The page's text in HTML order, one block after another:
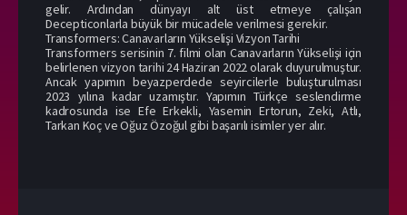
gelir. Ardından dünyayı alt üst etmeye çalışan
Decepticonlarla büyük bir mücadele verilmesi gerekir.
Transformers: Canavarların Yükselişi Vizyon Tarihi
Transformers serisinin 7. filmi olan Canavarların Yükselişi için
belirlenen vizyon tarihi 24 Haziran 2022 olarak duyurulmuştur.
Ancak yapımın beyazperdede seyircilerle buluşturulması
2023 yılına kadar uzamıştır. Yapımın Türkçe seslendirme
kadrosunda ise Efe Erkekli, Yasemin Ertorun, Zeki, Atlı,
Tarkan Koç ve Oğuz Özoğul gibi başarılı isimler yer alır.